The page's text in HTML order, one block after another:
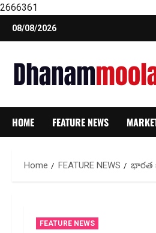
2666361
Skip
08/08/2026
HOME FEATURE NEWS
Home FEATURE NEWS భారత
FEATURE NEWS